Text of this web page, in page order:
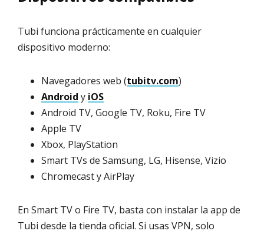
Tubi funciona prácticamente en cualquier
dispositivo moderno:
Navegadores web (tubitv.com)
Android y iOS
Android TV, Google TV, Roku, Fire TV
Apple TV
Xbox, PlayStation
Smart TVs de Samsung, LG, Hisense, Vizio
Chromecast y AirPlay
En Smart TV o Fire TV, basta con instalar la app de
Tubi desde la tienda oficial. Si usas VPN, solo